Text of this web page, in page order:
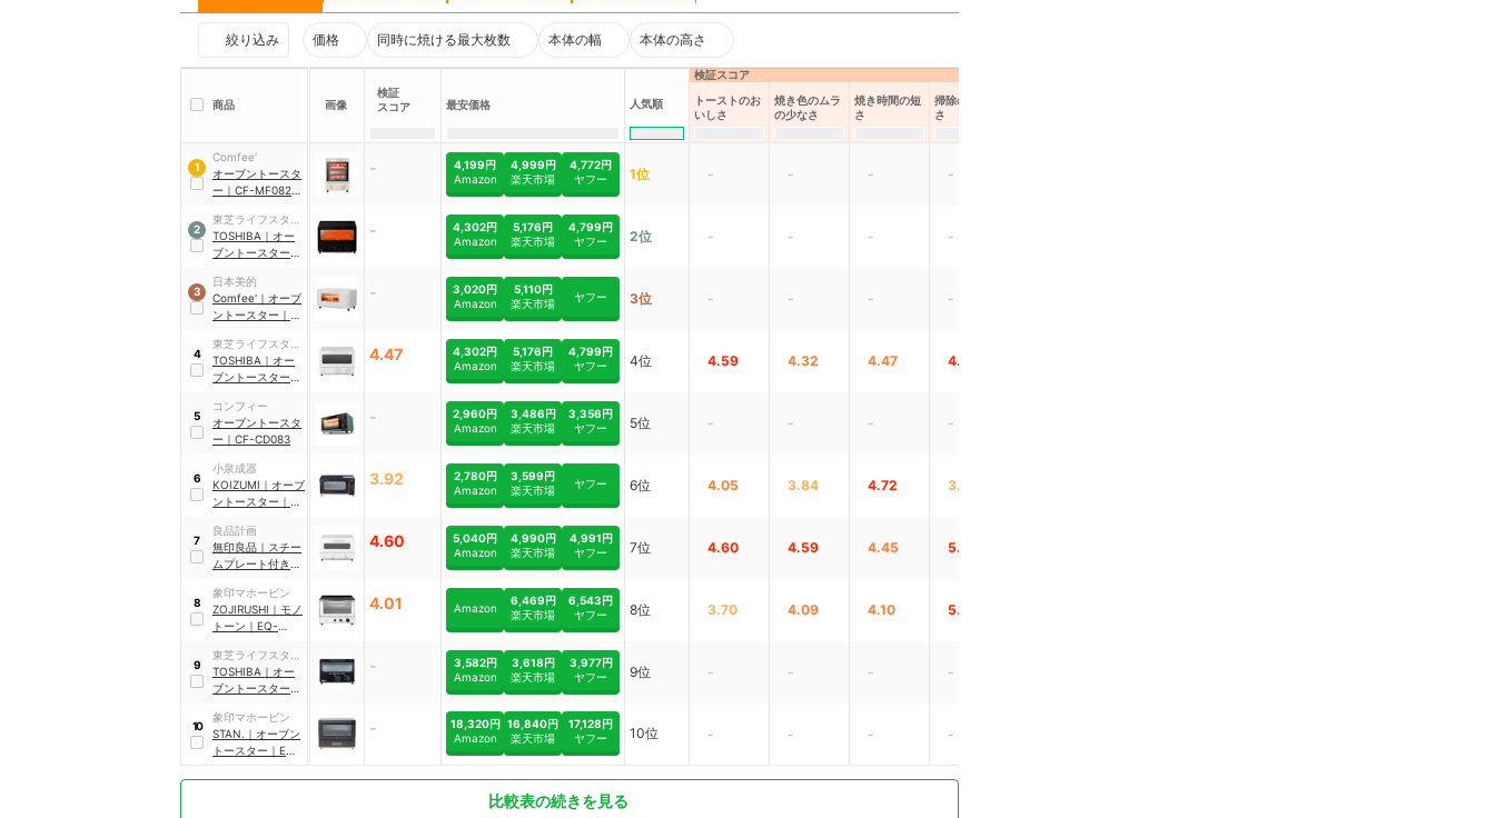
絞り込み 価格 同時に焼ける最大枚数 本体の幅 本体の高さ
商品 画像
検証
スコア
最安価格 人気順
検証スコア
トーストのお
いしさ
焼き色のムラ
の少なさ
焼き時間の短
さ
掃除のしやす
さ
1
Comfee'
オーブントースタ
ー ｜ CF-MF082-
-
4,199円
Amazon
4,999円
楽天市場
4,772円
ヤフー
1位 - - - -
2
東芝ライフスタイ
ル
TOSHIBA ｜ オー
ブントースター
-
4,302円
Amazon
5,176円
楽天市場
4,799円
ヤフー
2位 - - - -
3
日本美的
Comfee' ｜ オーブ
ントースター ｜
-
3,020円
Amazon
5,110円
楽天市場
ヤフー 3位 - - - -
4
東芝ライフスタイ
ル
TOSHIBA ｜ オー
ブントースター
4.47
4,302円
Amazon
5,176円
楽天市場
4,799円
ヤフー
4位 4.59 4.32 4.47 4.55
5
コンフィー
オーブントースタ
ー ｜ CF-CD083
-
2,960円
Amazon
3,486円
楽天市場
3,356円
ヤフー
5位 - - - -
6
小泉成器
KOIZUMI ｜ オーブ
ントースター ｜
3.92
2,780円
Amazon
3,599円
楽天市場
ヤフー 6位 4.05 3.84 4.72 3.95
7
良品計画
無印良品 ｜ スチー
ムプレート付きオ
｜MJ-OT10C
4.60
5,040円
Amazon
4,990円
楽天市場
4,991円
ヤフー
7位 4.60 4.59 4.45 5.00
8
象印マホービン
ZOJIRUSHI ｜ モノ
トーン ｜ EQ-
4.01 Amazon
6,469円
楽天市場
6,543円
ヤフー
8位 3.70 4.09 4.10 5.00
9
東芝ライフスタイ
ル
TOSHIBA ｜ オー
ブントースター
-
3,582円
Amazon
3,618円
楽天市場
3,977円
ヤフー
9位 - - - -
10
象印マホービン
STAN.
｜ オーブン
トースター ｜ EQ-
FA22
-
18,320円
Amazon
16,840円
楽天市場
17,128円
ヤフー
10位 - - - -
比較表の続きを見る